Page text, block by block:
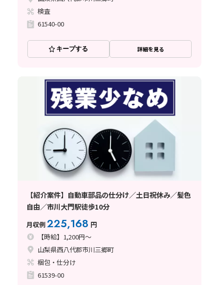
検査
61540-00
キープする 詳細を見る
【紹介案件】自動車部品の仕分け／土日祝休み／髪色
自由／市川大門駅徒歩10分
月収例225,168 円
【時給】1,200円～
山梨県西八代郡市川三郷町
梱包・仕分け
61539-00